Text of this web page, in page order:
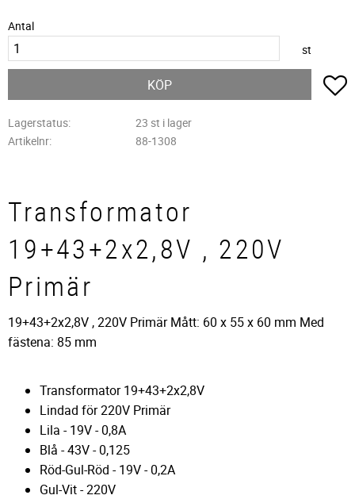
Antal
st
KÖP
Lagerstatus
23 st i lager
Artikelnr
88-1308
Transformator
19+43+2x2,8V , 220V
Primär
19+43+2x2,8V , 220V Primär Mått: 60 x 55 x 60 mm Med
fästena: 85 mm
Transformator 19+43+2x2,8V
Lindad för 220V Primär
Lila - 19V - 0,8A
Blå - 43V - 0,125
Röd-Gul-Röd - 19V - 0,2A
Gul-Vit - 220V